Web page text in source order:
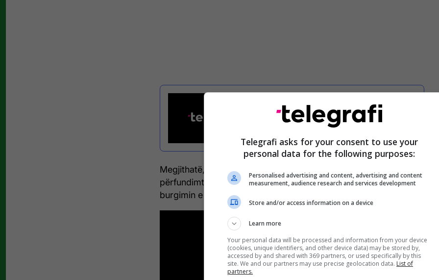
Të gjitha lajmet nga Barcelona
Megjithatë, për ish-presidentin nuk ishte marrë një vendim
përfundimtar pasi duheshin akoma më shumë prova bindëse për
burgimin e tij.
Telegrafi asks for your consent to use your
personal data for the following purposes:
Personalised advertising and content, advertising and content
measurement, audience research and services development
Store and/or access information on a device
Learn more
Your personal data will be processed and information from your device
(cookies, unique identifiers, and other device data) may be stored by,
accessed by and shared with 369 partners, or used specifically by this
site. We and our partners may use precise geolocation data. List of
partners.